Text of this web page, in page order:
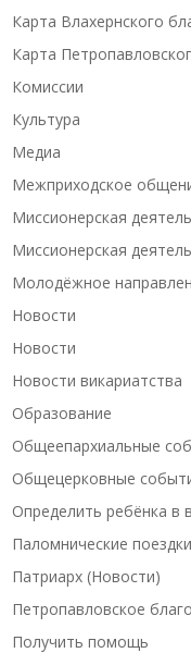
Карта Влахернского
Карта
Комиссии
Культура
Медиа
Межприходское
Миссионерская
Миссионерская
Молодёжное
Новости
Новости
Новости викариатства
Образование
Общеепархиальные
Общецерковные
Определить ребёнка в
Паломнические поездки
Патриарх (Новости)
Петропавловское
Получить помощь